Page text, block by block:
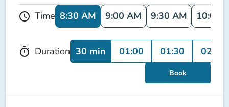
schedule Time 8:30 AM 9:00 AM 9:30 AM 10:00
timer Duration 30 min 01:00 01:30 02:00
Book